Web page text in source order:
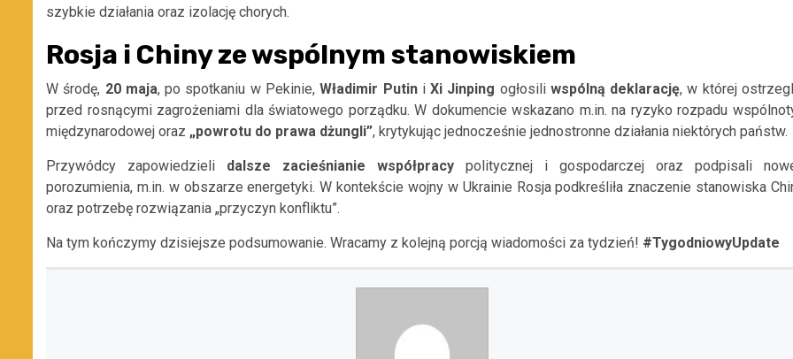
szybkie działania oraz izolację chorych.
Rosja i Chiny ze wspólnym stanowiskiem
W środę, 20 maja, po spotkaniu w Pekinie,Władimir PutiniXi Jinping ogłosili wspólną deklarację, w której
przed rosnącymi zagrożeniami dla światowego porządku. W dokumencie wskazano m.in. na ryzyko rozpadu
międzynarodowej oraz „powrotu do prawa dżungli”, krytykując jednocześnie jednostronne działania niektórych państw.
Przywódcy zapowiedzieli dalsze zacieśnianie współpracy politycznej i gospodarczej oraz podpisali
porozumienia, m.in. w obszarze energetyki. W kontekście wojny w Ukrainie Rosja podkreśliła znaczenie stanowiska
oraz potrzebę rozwiązania „przyczyn konfliktu”.
Na tym kończymy dzisiejsze podsumowanie. Wracamy z kolejną porcją wiadomości za tydzień! #TygodniowyUpdate